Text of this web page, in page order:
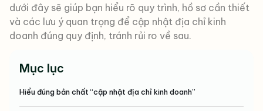
dưới đây sẽ giúp bạn hiểu rõ quy trình, hồ sơ cần thiết
và các lưu ý quan trọng để cập nhật địa chỉ kinh
doanh đúng quy định, tránh rủi ro về sau.
Mục lục
Hiểu đúng bản chất “cập nhật địa chỉ kinh doanh”